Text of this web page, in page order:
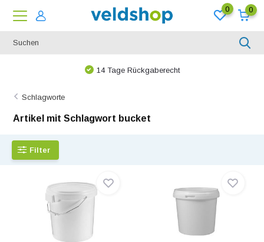
0 0
14 Tage Rückgaberecht
Schlagworte
Artikel mit Schlagwort bucket
Filter